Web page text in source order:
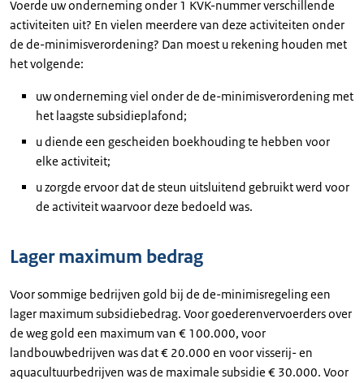
Voerde uw onderneming onder 1 KVK-nummer verschillende
activiteiten uit? En vielen meerdere van deze activiteiten onder
de de-minimisverordening? Dan moest u rekening houden met
het volgende:
uw onderneming viel onder de de-minimisverordening met
het laagste subsidieplafond;
u diende een gescheiden boekhouding te hebben voor
elke activiteit;
u zorgde ervoor dat de steun uitsluitend gebruikt werd voor
de activiteit waarvoor deze bedoeld was.
Lager maximum bedrag
Voor sommige bedrijven gold bij de de-minimisregeling een
lager maximum subsidiebedrag. Voor goederenvervoerders over
de weg gold een maximum van € 100.000, voor
landbouwbedrijven was dat € 20.000 en voor visserij- en
aquacultuurbedrijven was de maximale subsidie € 30.000. Voor